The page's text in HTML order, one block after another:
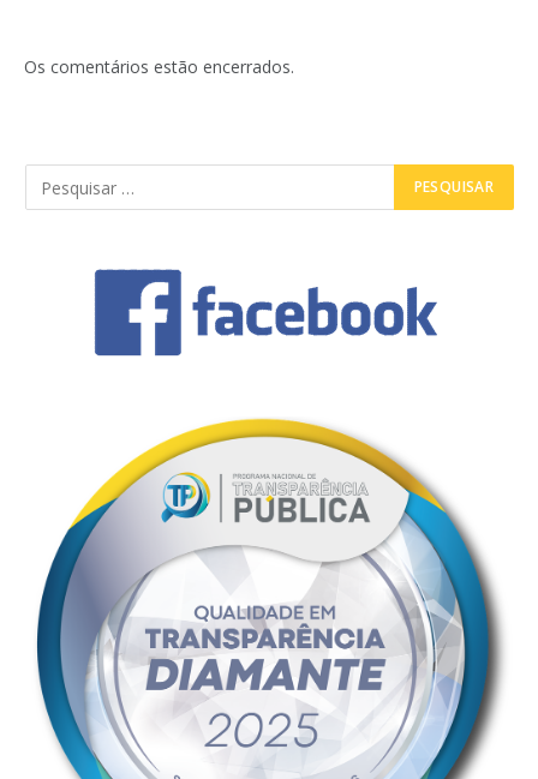
Os comentários estão encerrados.